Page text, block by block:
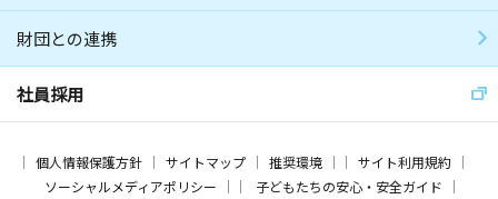
財団との連携
社員採用
個人情報保護方針 サイトマップ 推奨環境
サイト利用規約
ソーシャルメディアポリシー
子どもたちの安心・安全ガイド